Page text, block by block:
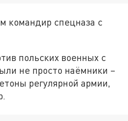
командир спецназа с
польских военных с
не просто наёмники –
регулярной армии,